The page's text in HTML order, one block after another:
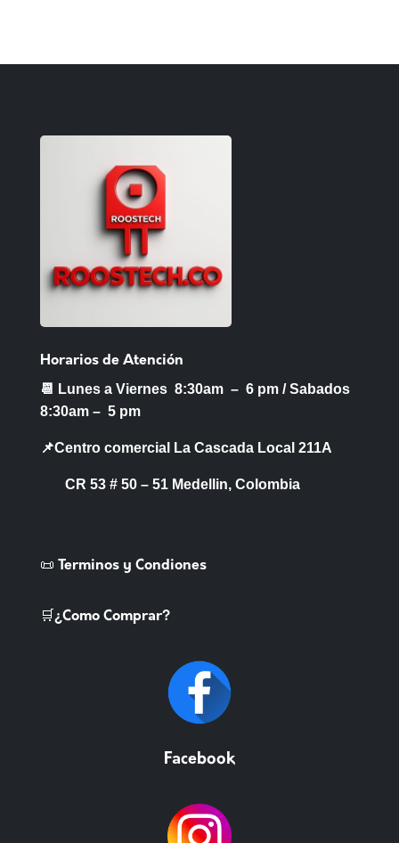
Horarios de Atención
📆 Lunes a Viernes 8:30am – 6 pm /Sabados
8:30am – 5 pm
📌Centro comercial La Cascada Local 211A
CR 53 # 50 – 51 Medellin, Colombia
📜 Terminos y Condiones
🛒¿Como Comprar?
Facebook